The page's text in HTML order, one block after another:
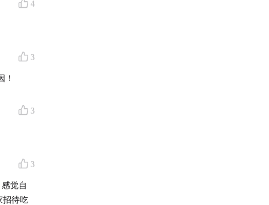
4
3
！
3
3
觉自
招待吃